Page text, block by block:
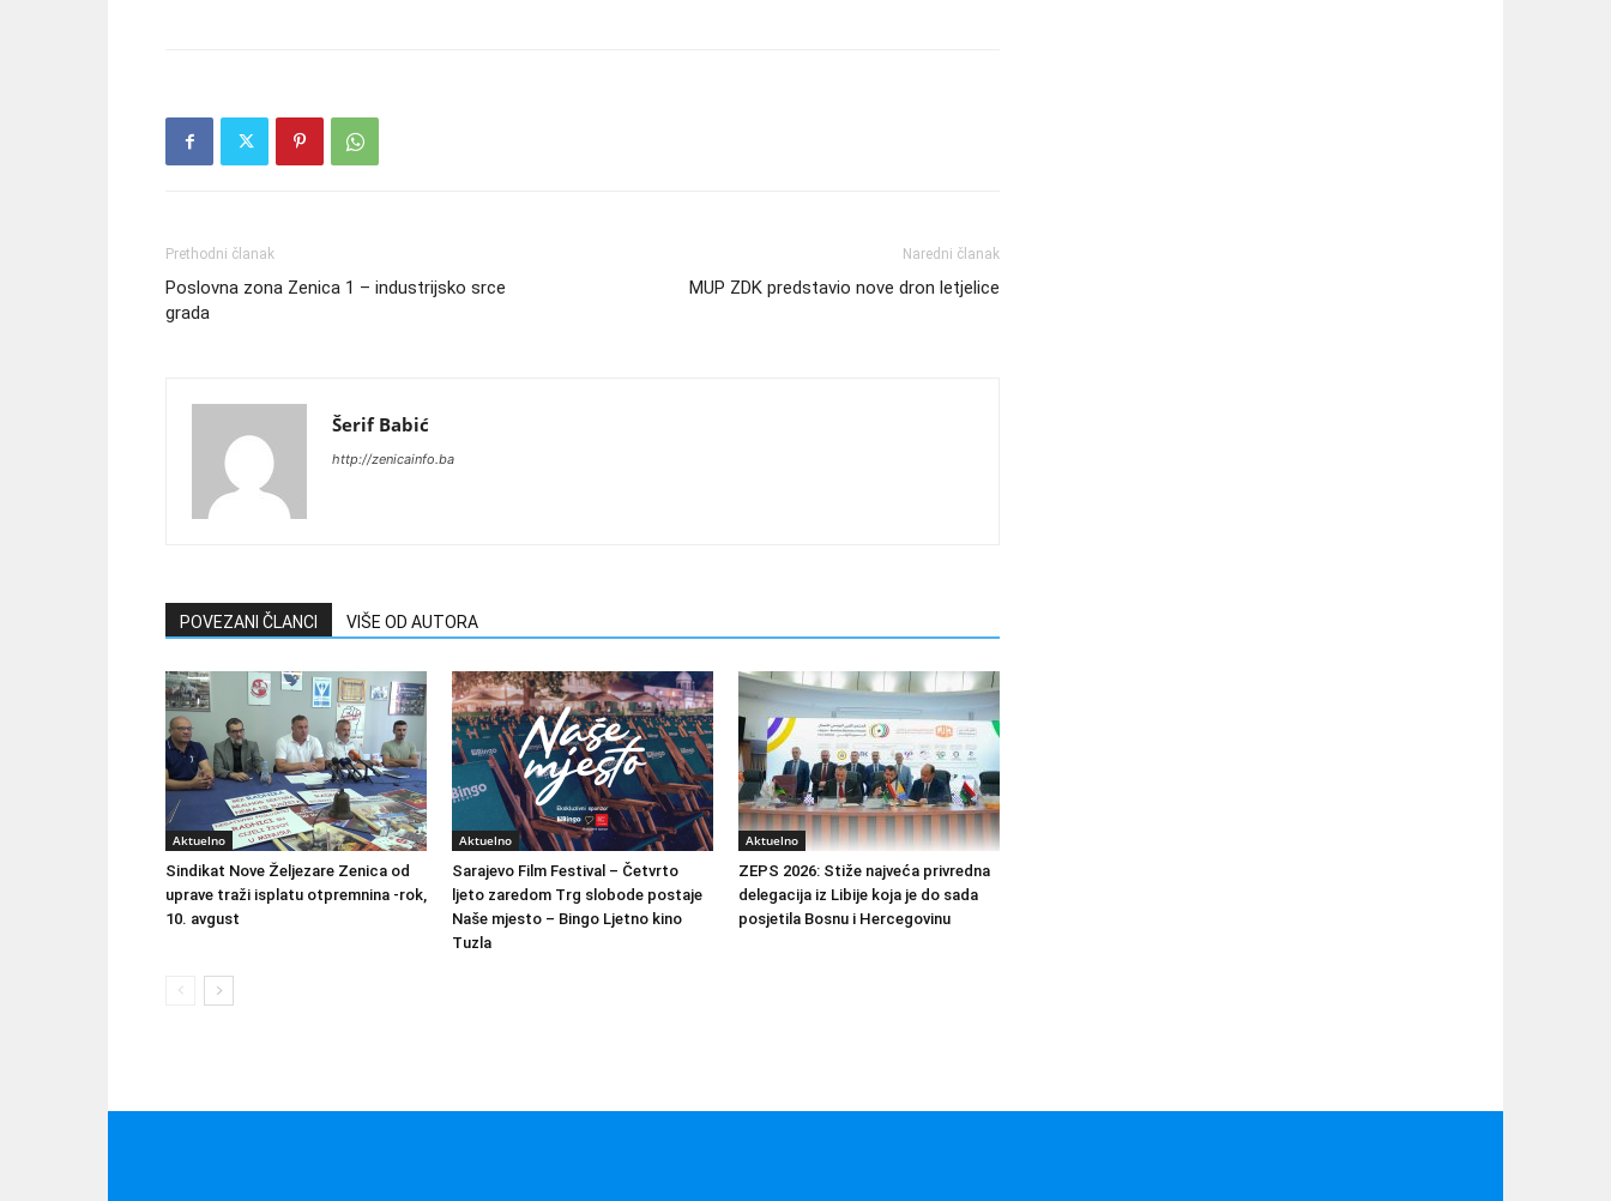
Prethodni članak
Poslovna zona Zenica 1 – industrijsko srce
grada
Naredni članak
MUP ZDK predstavio nove dron letjelice
Šerif Babić
http://zenicainfo.ba
POVEZANI ČLANCI VIŠE OD AUTORA
Aktuelno
Sindikat Nove Željezare Zenica od
uprave traži isplatu otpremnina -rok,
10. avgust
Aktuelno
Sarajevo Film Festival – Četvrto
ljeto zaredom Trg slobode postaje
Naše mjesto – Bingo Ljetno kino
Tuzla
Aktuelno
ZEPS 2026: Stiže najveća privredna
delegacija iz Libije koja je do sada
posjetila Bosnu i Hercegovinu